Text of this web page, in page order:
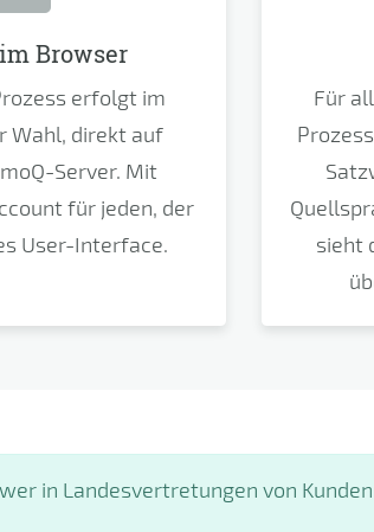
Browser
erfolgt im
Wahl, direkt auf
Server. Mit
für jeden, der
User-Interface.
Für
sieht
in Landesvertretungen von